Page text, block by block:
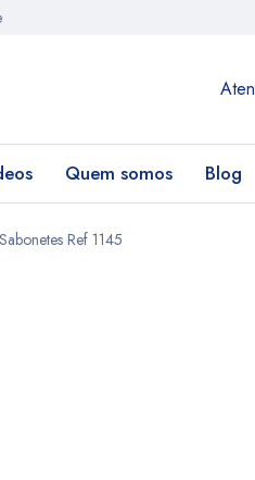
Quem somos Blog
Ref 1145